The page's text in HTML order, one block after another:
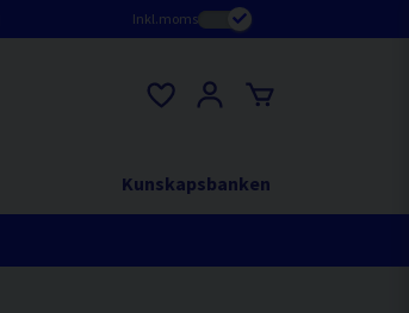
Inkl.moms
Kunskapsbanken